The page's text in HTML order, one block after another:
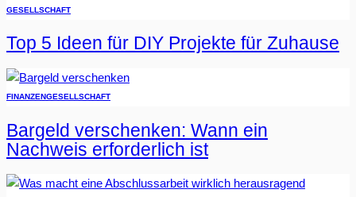
GESELLSCHAFT
Top 5 Ideen für DIY Projekte für Zuhause
FINANZENGESELLSCHAFT
Bargeld verschenken: Wann ein
Nachweis erforderlich ist